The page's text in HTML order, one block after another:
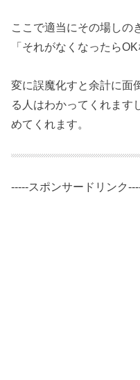
ここで適当にその場しの
「それがなくなったら
変に誤魔化すと余計に面
る人はわかってくれます
めてくれます。
-----スポンサードリンク